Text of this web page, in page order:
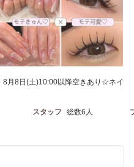
8月8日(土)10:00以降空きあり☆ネイ
スタッフ 総数6人